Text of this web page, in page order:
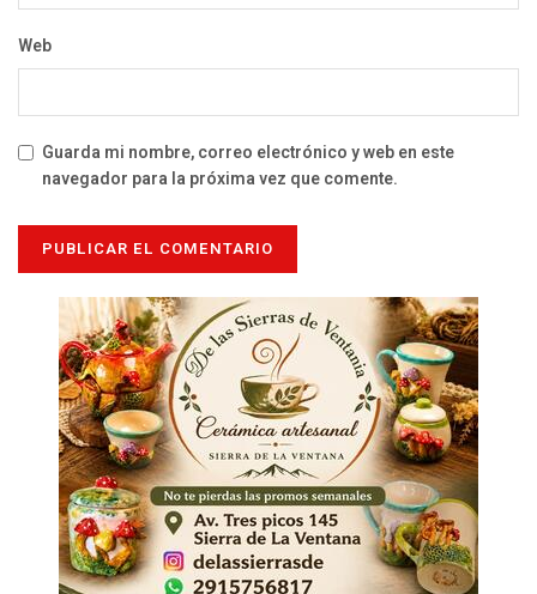
Web
Guarda mi nombre, correo electrónico y web en este
navegador para la próxima vez que comente.